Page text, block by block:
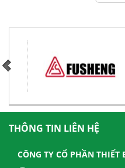
THÔNG TIN LIÊN HỆ
CÔNG TY CỔ PHẦN THIẾT